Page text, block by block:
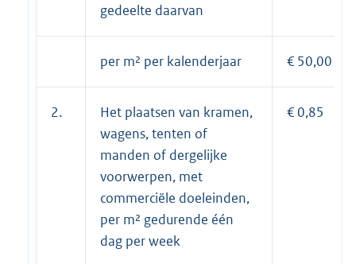
gedeelte daarvan
per m² per kalenderjaar € 50,00
2.
Het plaatsen van kramen,
wagens, tenten of
manden of dergelijke
voorwerpen, met
commerciële doeleinden,
per m² gedurende één
dag per week
€ 0,85